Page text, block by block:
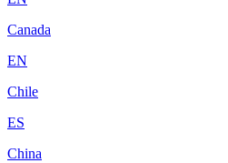
Canada
EN
Chile
ES
China